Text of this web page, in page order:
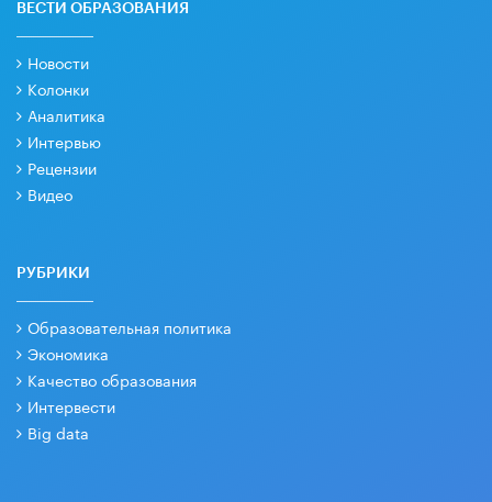
ВЕСТИ ОБРАЗОВАНИЯ
Новости
Колонки
Аналитика
Интервью
Рецензии
Видео
РУБРИКИ
Образовательная политика
Экономика
Качество образования
Интервести
Big data